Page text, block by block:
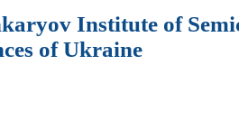
Institute of
of Ukraine